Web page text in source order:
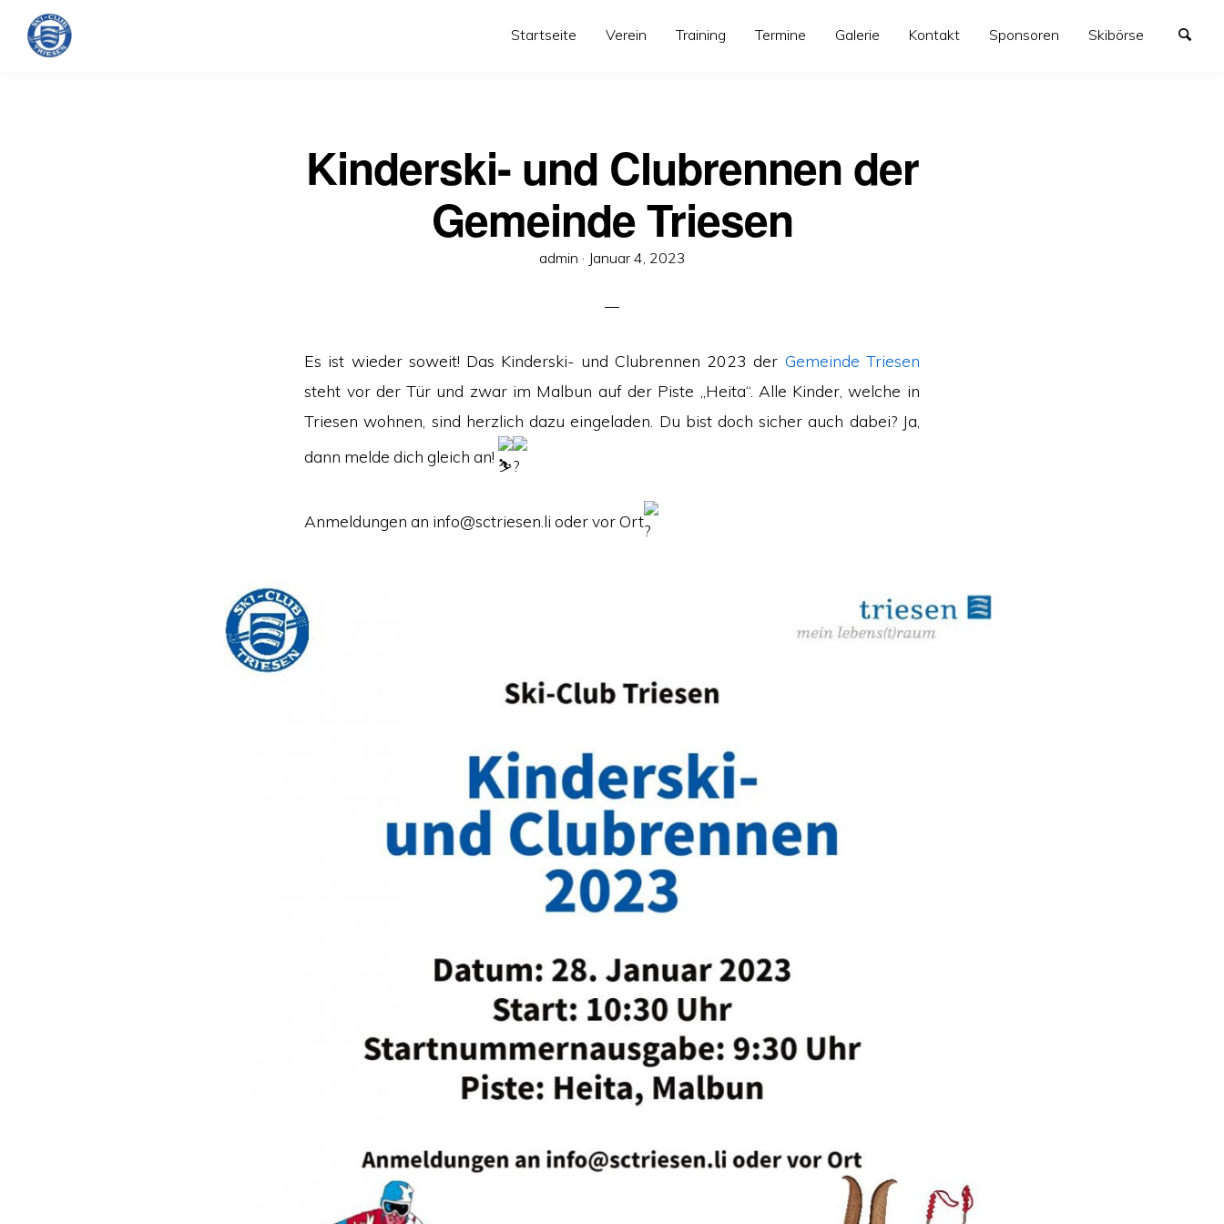
Startseite Verein Training Termine Galerie Kontakt Sponsoren Skibörse
Kinderski- und Clubrennen der
Gemeinde Triesen
admin · Veröffentlicht
Januar 4, 2023
Es ist wieder soweit! Das Kinderski- und Clubrennen 2023 der Gemeinde Triesen
steht vor der Tür und zwar im Malbun auf der Piste „Heita“. Alle Kinder, welche in
Triesen wohnen, sind herzlich dazu eingeladen. Du bist doch sicher auch dabei? Ja,
dann melde dich gleich an!
Anmeldungen an info@sctriesen.li oder vor Ort